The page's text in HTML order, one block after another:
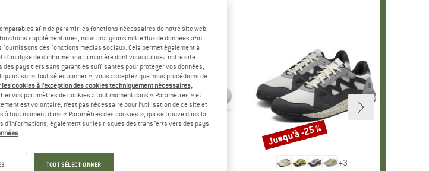
Jusqu'à -35 %
+3
Remise
Jusqu'à -25 %
afin de garantir les fonctions nécessaires de notre site web.
supplémentaires, nous analysons notre flux de données afin
des fonctions médias sociaux. Cela permet également à
d'analyse de s'informer sur la manière dont vous utilisez notre site
pays tiers sans garanties suffisantes pour protéger vos données,
sur « Tout sélectionner », vous acceptez que nous procédions de
cookies à l’exception des cookies techniquement nécessaires,
vos paramètres de cookies à tout moment dans « Paramètres » et
est volontaire, n’est pas nécessaire pour l’utilisation de ce site et
à tout moment dans « Paramètres des cookies », qui se trouve dans la
d'informations, également sur les risques des transferts vers des pays
.
TOUT SÉLECTIONNER